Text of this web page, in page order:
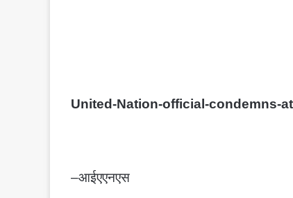
United-Nation-official-condemns-
–आईएएनएस